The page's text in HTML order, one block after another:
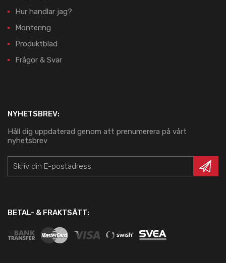
Hur handlar jag?
Montering
Produktblad
Frågor & Svar
NYHETSBREV:
Håll dig uppdaterad genom att prenumerera på vårt
nyhetsbrev
BETAL- & FRAKTSÄTT: